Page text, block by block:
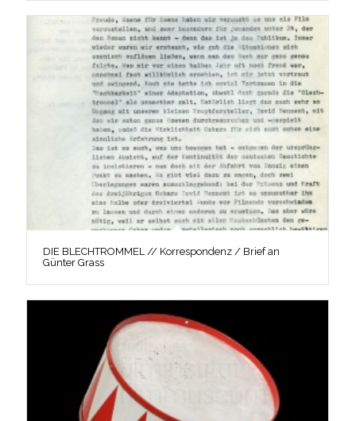
DIE BLECHTROMMEL // Korrespondenz / Brief an
Günter Grass